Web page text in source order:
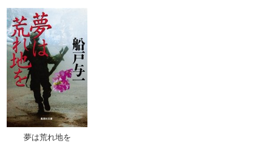
夢は荒れ地を